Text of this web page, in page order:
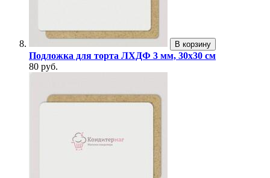
В корзину
Подложка для торта ЛХДФ 3 мм, 30х30 см
80 руб.